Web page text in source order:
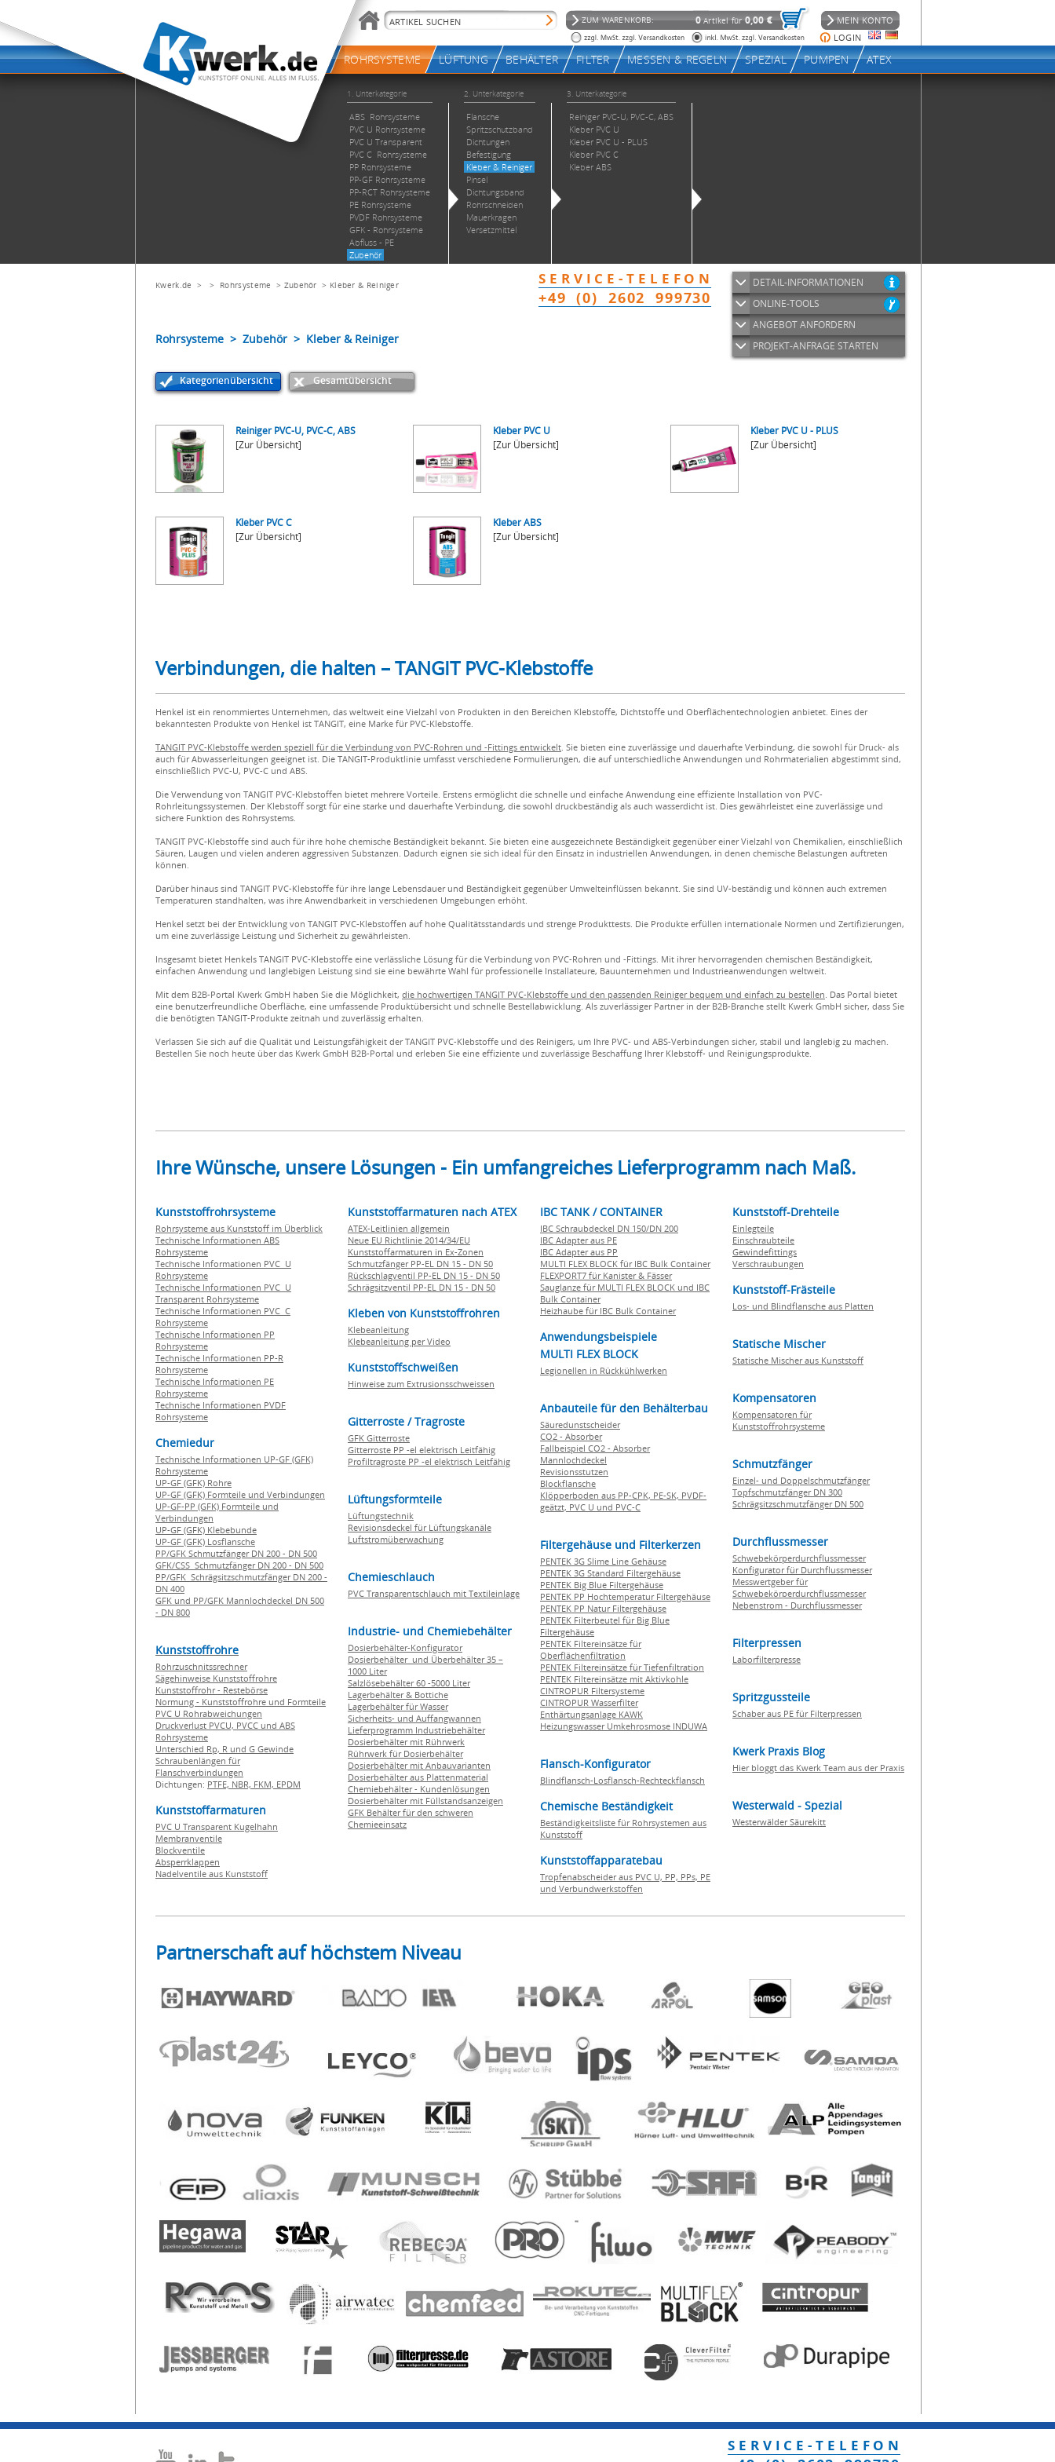
Kwerk.de > > Rohrsysteme > Zubehör > Kleber & Reiniger
Rohrsysteme > Zubehör > Kleber & Reiniger
Kategorienübersicht Gesamtübersicht
Reiniger PVC-U, PVC-C, ABS
[Zur Übersicht]
Kleber PVC U
[Zur Übersicht]
Kleber PVC U - PLUS
[Zur Übersicht]
Kleber PVC C
[Zur Übersicht]
Kleber ABS
[Zur Übersicht]
Verbindungen, die halten – TANGIT PVC-Klebstoffe
Henkel ist ein renommiertes Unternehmen, das weltweit eine Vielzahl von Produkten in den Bereichen Klebstoffe, Dichtstoffe und Oberflächentechnologien anbietet. Eines der
bekanntesten Produkte von Henkel ist TANGIT, eine Marke für PVC-Klebstoffe.
TANGIT PVC-Klebstoffe werden speziell für die Verbindung von PVC-Rohren und -Fittings entwickelt. Sie bieten eine zuverlässige und dauerhafte Verbindung, die sowohl für Druck- als
auch für Abwasserleitungen geeignet ist. Die TANGIT-Produktlinie umfasst verschiedene Formulierungen, die auf unterschiedliche Anwendungen und Rohrmaterialien abgestimmt sind,
einschließlich PVC-U, PVC-C und ABS.
Die Verwendung von TANGIT PVC-Klebstoffen bietet mehrere Vorteile. Erstens ermöglicht die schnelle und einfache Anwendung eine effiziente Installation von PVC-
Rohrleitungssystemen. Der Klebstoff sorgt für eine starke und dauerhafte Verbindung, die sowohl druckbeständig als auch wasserdicht ist. Dies gewährleistet eine zuverlässige und
sichere Funktion des Rohrsystems.
TANGIT PVC-Klebstoffe sind auch für ihre hohe chemische Beständigkeit bekannt. Sie bieten eine ausgezeichnete Beständigkeit gegenüber einer Vielzahl von Chemikalien, einschließlich
Säuren, Laugen und vielen anderen aggressiven Substanzen. Dadurch eignen sie sich ideal für den Einsatz in industriellen Anwendungen, in denen chemische Belastungen auftreten
können.
Darüber hinaus sind TANGIT PVC-Klebstoffe für ihre lange Lebensdauer und Beständigkeit gegenüber Umwelteinflüssen bekannt. Sie sind UV-beständig und können auch extremen
Temperaturen standhalten, was ihre Anwendbarkeit in verschiedenen Umgebungen erhöht.
Henkel setzt bei der Entwicklung von TANGIT PVC-Klebstoffen auf hohe Qualitätsstandards und strenge Produkttests. Die Produkte erfüllen internationale Normen und Zertifizierungen,
um eine zuverlässige Leistung und Sicherheit zu gewährleisten.
Insgesamt bietet Henkels TANGIT PVC-Klebstoffe eine verlässliche Lösung für die Verbindung von PVC-Rohren und -Fittings. Mit ihrer hervorragenden chemischen Beständigkeit,
einfachen Anwendung und langlebigen Leistung sind sie eine bewährte Wahl für professionelle Installateure, Bauunternehmen und Industrieanwendungen weltweit.
Mit dem B2B-Portal Kwerk GmbH haben Sie die Möglichkeit, die hochwertigen TANGIT PVC-Klebstoffe und den passenden Reiniger bequem und einfach zu bestellen. Das Portal bietet
eine benutzerfreundliche Oberfläche, eine umfassende Produktübersicht und schnelle Bestellabwicklung. Als zuverlässiger Partner in der B2B-Branche stellt Kwerk GmbH sicher, dass Sie
die benötigten TANGIT-Produkte zeitnah und zuverlässig erhalten.
Verlassen Sie sich auf die Qualität und Leistungsfähigkeit der TANGIT PVC-Klebstoffe und des Reinigers, um Ihre PVC- und ABS-Verbindungen sicher, stabil und langlebig zu machen.
Bestellen Sie noch heute über das Kwerk GmbH B2B-Portal und erleben Sie eine effiziente und zuverlässige Beschaffung Ihrer Klebstoff- und Reinigungsprodukte.
Ihre Wünsche, unsere Lösungen - Ein umfangreiches Lieferprogramm nach Maß.
Kunststoffrohrsysteme
Rohrsysteme aus Kunststoff im Überblick
Technische Informationen ABS
Rohrsysteme
Technische Informationen PVC U
Rohrsysteme
Technische Informationen PVC U
Transparent Rohrsysteme
Technische Informationen PVC C
Rohrsysteme
Technische Informationen PP
Rohrsysteme
Technische Informationen PP-R
Rohrsysteme
Technische Informationen PE
Rohrsysteme
Technische Informationen PVDF
Rohrsysteme
Chemiedur
Technische Informationen UP-GF (GFK)
Rohrsysteme
UP-GF (GFK) Rohre
UP-GF (GFK) Formteile und Verbindungen
UP-GF-PP (GFK) Formteile und
Verbindungen
UP-GF (GFK) Klebebunde
UP-GF (GFK) Losflansche
PP/GFK Schmutzfänger DN 200 - DN 500
GFK/CSS Schmutzfänger DN 200 - DN 500
PP/GFK Schrägsitzschmutzfänger DN 200 -
DN 400
GFK und PP/GFK Mannlochdeckel DN 500
- DN 800
Kunststoffrohre
Rohrzuschnitssrechner
Sägehinweise Kunststoffrohre
Kunststoffrohr - Restebörse
Normung - Kunststoffrohre und Formteile
PVC U Rohrabweichungen
Druckverlust PVCU, PVCC und ABS
Rohrsysteme
Unterschied Rp, R und G Gewinde
Schraubenlängen für
Flanschverbindungen
Dichtungen: PTFE, NBR, FKM, EPDM
Kunststoffarmaturen
PVC U Transparent Kugelhahn
Membranventile
Blockventile
Absperrklappen
Nadelventile aus Kunststoff
Kunststoffarmaturen nach ATEX
ATEX-Leitlinien allgemein
Neue EU Richtlinie 2014/34/EU
Kunststoffarmaturen in Ex-Zonen
Schmutzfänger PP-EL DN 15 - DN 50
Rückschlagventil PP-EL DN 15 - DN 50
Schrägsitzventil PP-EL DN 15 - DN 50
Kleben von Kunststoffrohren
Klebeanleitung
Klebeanleitung per Video
Kunststoffschweißen
Hinweise zum Extrusionsschweissen
Gitterroste / Tragroste
GFK Gitterroste
Gitterroste PP -el elektrisch Leitfähig
Profiltragroste PP -el elektrisch Leitfähig
Lüftungsformteile
Lüftungstechnik
Revisionsdeckel für Lüftungskanäle
Luftstromüberwachung
Chemieschlauch
PVC Transparentschlauch mit Textileinlage
Industrie- und Chemiebehälter
Dosierbehälter-Konfigurator
Dosierbehälter und Überbehälter 35 –
1000 Liter
Salzlösebehälter 60 -5000 Liter
Lagerbehälter & Bottiche
Lagerbehälter für Wasser
Sicherheits- und Auffangwannen
Lieferprogramm Industriebehälter
Dosierbehälter mit Rührwerk
Rührwerk für Dosierbehälter
Dosierbehälter mit Anbauvarianten
Dosierbehälter aus Plattenmaterial
Chemiebehälter - Kundenlösungen
Dosierbehälter mit Füllstandsanzeigen
GFK Behälter für den schweren
Chemieeinsatz
IBC TANK / CONTAINER
IBC Schraubdeckel DN 150/DN 200
IBC Adapter aus PE
IBC Adapter aus PP
MULTI FLEX BLOCK für IBC Bulk Container
FLEXPORT7 für Kanister & Fässer
Sauglanze für MULTI FLEX BLOCK und IBC
Bulk Container
Heizhaube für IBC Bulk Container
Anwendungsbeispiele
MULTI FLEX BLOCK
Legionellen in Rückkühlwerken
Anbauteile für den Behälterbau
Säuredunstscheider
CO2 - Absorber
Fallbeispiel CO2 - Absorber
Mannlochdeckel
Revisionsstutzen
Blockflansche
Klöpperboden aus PP-CPK, PE-SK, PVDF-
geätzt, PVC U und PVC-C
Filtergehäuse und Filterkerzen
PENTEK 3G Slime Line Gehäuse
PENTEK 3G Standard Filtergehäuse
PENTEK Big Blue Filtergehäuse
PENTEK PP Hochtemperatur Filtergehäuse
PENTEK PP Natur Filtergehäuse
PENTEK Filterbeutel für Big Blue
Filtergehäuse
PENTEK Filtereinsätze für
Oberflächenfiltration
PENTEK Filtereinsätze für Tiefenfiltration
PENTEK Filtereinsätze mit Aktivkohle
CINTROPUR Filtersysteme
CINTROPUR Wasserfilter
Enthärtungsanlage KAWK
Heizungswasser Umkehrosmose INDUWA
Flansch-Konfigurator
Blindflansch-Losflansch-Rechteckflansch
Chemische Beständigkeit
Beständigkeitsliste für Rohrsystemen aus
Kunststoff
Kunststoffapparatebau
Tropfenabscheider aus PVC U, PP, PPs, PE
und Verbundwerkstoffen
Kunststoff-Drehteile
Einlegteile
Einschraubteile
Gewindefittings
Verschraubungen
Kunststoff-Frästeile
Los- und Blindflansche aus Platten
Statische Mischer
Statische Mischer aus Kunststoff
Kompensatoren
Kompensatoren für
Kunststoffrohrsysteme
Schmutzfänger
Einzel- und Doppelschmutzfänger
Topfschmutzfänger DN 300
Schrägsitzschmutzfänger DN 500
Durchflussmesser
Schwebekörperdurchflussmesser
Konfigurator für Durchflussmesser
Messwertgeber für
Schwebekörperdurchflussmesser
Nebenstrom - Durchflussmesser
Filterpressen
Laborfilterpresse
Spritzgussteile
Schaber aus PE für Filterpressen
Kwerk Praxis Blog
Hier bloggt das Kwerk Team aus der Praxis
Westerwald - Spezial
Westerwälder Säurekitt
Partnerschaft auf höchstem Niveau
DETAIL-INFORMATIONEN
ONLINE-TOOLS
ANGEBOT ANFORDERN
PROJEKT-ANFRAGE STARTEN